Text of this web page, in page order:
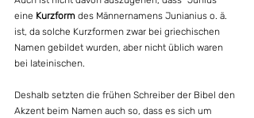
eine Kurzform des Männernamens Junianius o. ä.
ist, da solche Kurzformen zwar bei griechischen
Namen gebildet wurden, aber nicht üblich waren
bei lateinischen.
Deshalb setzten die frühen Schreiber der Bibel den
Akzent beim Namen auch so, dass es sich um